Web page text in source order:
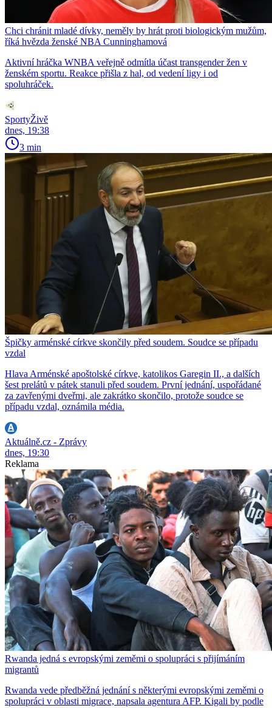
Chci chránit mladé dívky, neměly by hrát proti biologickým mužům,
říká hvězda ženské NBA Cunninghamová
Aktivní hráčka WNBA veřejně odmítla účast transgender žen v
ženském sportu. Reakce přišla z hal, od vedení ligy i od
spoluhráček.
SportyŽivě
dnes, 19:38
3 min
Špičky arménské církve skončily před soudem. Soudce se případu
vzdal
Hlava Arménské apoštolské církve, katolikos Garegin II., a dalších
šest prelátů v pátek stanuli před soudem. První jednání, uspořádané
za zavřenými dveřmi, ale zakrátko skončilo, protože soudce se
případu vzdal, oznámila média.
Aktuálně.cz - Zprávy
dnes, 19:30
Reklama
Rwanda jedná s evropskými zeměmi o spolupráci s přijímáním
migrantů
Rwanda vede předběžná jednání s některými evropskými zeměmi o
spolupráci v oblasti migrace, napsala agentura AFP. Kigali by podle